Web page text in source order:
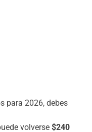
para 2026, debes
volverse$240